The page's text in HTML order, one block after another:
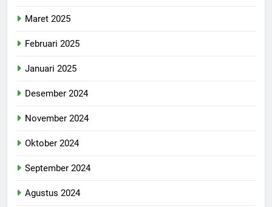
Maret 2025
Februari 2025
Januari 2025
Desember 2024
November 2024
Oktober 2024
September 2024
Agustus 2024